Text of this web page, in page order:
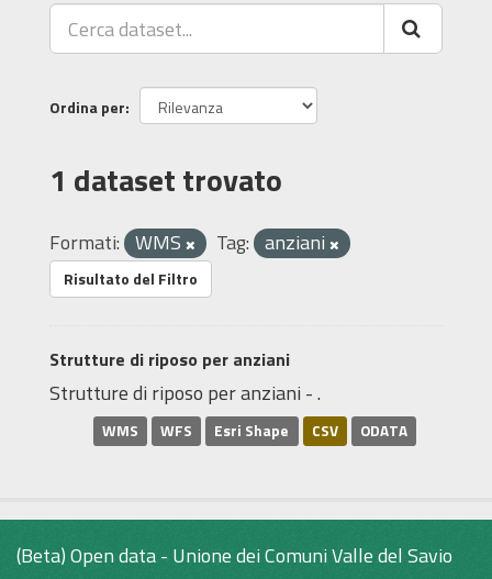
Ordina per
1 dataset trovato
Formati: WMS Tag: anziani
Risultato del Filtro
Strutture di riposo per anziani
Strutture di riposo per anziani - .
WMS WFS Esri Shape CSV ODATA
(Beta) Open data - Unione dei Comuni Valle del Savio